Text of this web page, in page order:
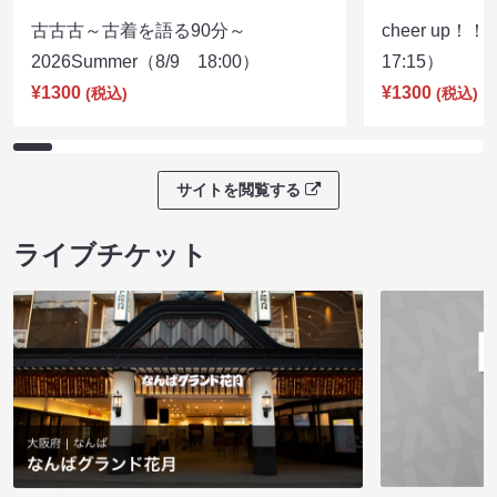
古古古～古着を語る90分～
2026Summer（8/9 18:00）
¥1300 (税込)
cheer up！
17:15）
¥1300 (税込)
サイトを閲覧する
ライブチケット